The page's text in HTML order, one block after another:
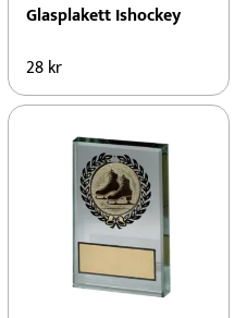
Glasplakett Ishockey
28kr